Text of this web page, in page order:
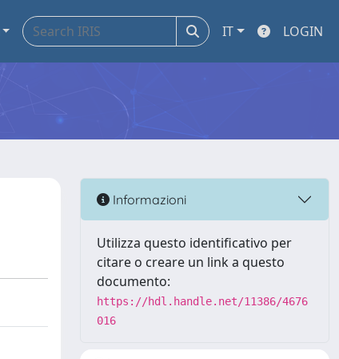
IT LOGIN
Informazioni
Utilizza questo identificativo per
citare o creare un link a questo
documento:
https://hdl.handle.net/11386/4676
016